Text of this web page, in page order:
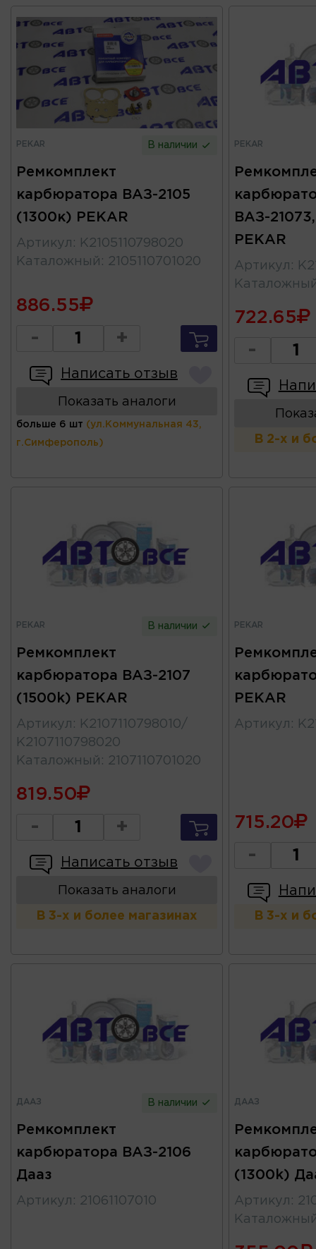
PEKAR В наличии
Ремкомплект
карбюратора ВАЗ-2105
(1300к) PEKAR
Артикул :
K2105110798020
Каталожный : 2105110701020
886.55
- +
Написать отзыв
Показать аналоги
больше 6 шт (ул.Коммунальная 43,
г.Симферополь)
PEKAR
ВАЗ-
PEKAR
Артикул :
722.65
-
В 2-х и
PEKAR В наличии
Ремкомплект
карбюратора ВАЗ-2107
(1500k) PEKAR
Артикул :
К2107110798010/
К2107110798020
Каталожный : 2107110701020
819.50
- +
Написать отзыв
Показать аналоги
В 3-х и более магазинах
PEKAR
PEKAR
Артикул :
715.20
-
В 3-х и
ДААЗ В наличии
Ремкомплект
карбюратора ВАЗ-2106
Дааз
Артикул : 21061107010
ДААЗ
(1300k)
Артикул :